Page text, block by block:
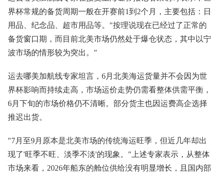
界杯常规的备货周期一般在开赛前1到2个月，主要包括：日
用品、纪念品、超市用品等。"按理说现在已经过了正常的
备货窗口期，而目前北美市场仍然处于爆仓状态，其中以宁
波市场的情形较为突出。"
运去哪美加航线专家坦言，6月北美海运货量并不会因为世
界杯影响而持续走高，市场运价走势仍需看整体供需平衡，
6月下旬的市场价格仍不清晰。部分货主也因运费高企选择
推迟出货。
"7月至9月原本是北美市场的传统海运旺季，但近几年却出
现了'旺季不旺、淡季不淡'的现象。"上述专家表示，从整体
市场来看，2026年船东的舱位供给没有明显增长，且国内部